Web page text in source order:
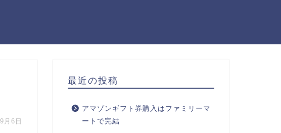
月6日
最近の投稿
アマゾンギフト券購入はファミリーマ
ートで完結